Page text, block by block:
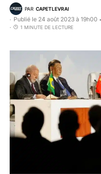
PAR CAPETLEVRAI
Publié le 24 août 2023 à 19h00 •
1 MINUTE DE LECTURE